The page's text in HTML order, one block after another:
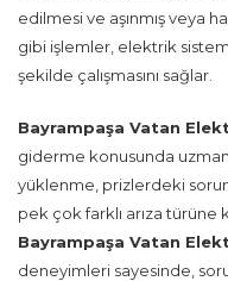
edilmesi ve aşınmış veya
gibi işlemler, elektrik
şekilde çalışmasını sağlar.
Bayrampaşa Vatan
giderme konusunda
yüklenme, prizlerdeki
pek çok farklı arıza türüne
Bayrampaşa Vatan
deneyimleri sayesinde,